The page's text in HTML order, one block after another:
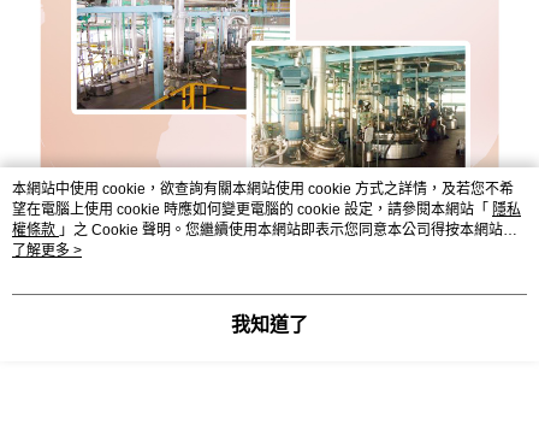
本網站中使用 cookie，欲查詢有關本網站使用 cookie 方式之詳情，及若您不希
望在電腦上使用 cookie 時應如何變更電腦的 cookie 設定，請參閱本網站「 隱私
權條款 」之 Cookie 聲明。您繼續使用本網站即表示您同意本公司得按本網站使
用條款之 Cookie 聲明使用 cookie。
了解更多 >
我知道了